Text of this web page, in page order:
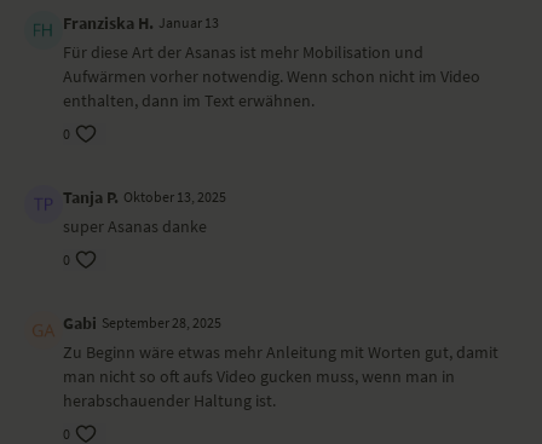
Yoga-Übungen (Asanas)
Sonnengruß – Surya Namaskar
stehende Vorbeuge – Uttanasana
tiefer Ausfallschritt – Anjaneyasana
Runners Stretch – Ardha Hanumanasana
Variante Pyramide – Parsvottananasa
bewusste Atmung im Sitzen
Shavasana
Durch das Prinzip der muskulären Energie gehst du mit muskulärer
Aktivität in die Dehnung, was dir Stabilität gibt. Die organische Energie
schenkt dir Weite, sodass du tiefer hinein pulsieren kannst.
Ort und Ausstattung
Franziska H. Januar 13
Für diese Art der Asanas ist mehr Mobilisation und
Aufwärmen vorher notwendig. Wenn schon nicht im Video
enthalten, dann im Text erwähnen.
0
Tanja P. Oktober 13, 2025
super Asanas danke
0
Gabi September 28, 2025
Zu Beginn wäre etwas mehr Anleitung mit Worten gut, damit
man nicht so oft aufs Video gucken muss, wenn man in
herabschauender Haltung ist.
0